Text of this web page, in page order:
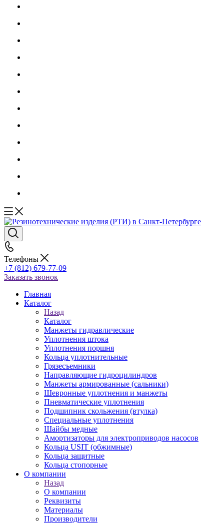
Телефоны
+7 (812) 679-77-09
Заказать звонок
Главная
Каталог
Назад
Каталог
Манжеты гидравлические
Уплотнения штока
Уплотнения поршня
Кольца уплотнительные
Грязесъемники
Направляющие гидроцилиндров
Манжеты армированные (сальники)
Шевронные уплотнения и манжеты
Пневматические уплотнения
Подшипник скольжения (втулка)
Специальные уплотнения
Шайбы медные
Амортизаторы для электроприводов насосов
Кольца USIT (обжимные)
Кольца защитные
Кольца стопорные
О компании
Назад
О компании
Реквизиты
Материалы
Производители